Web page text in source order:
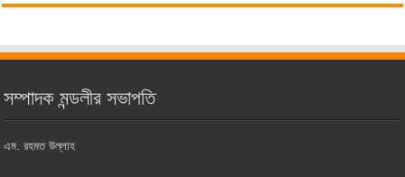
সম্পাদক মন্ডলীর সভাপতি
এম. রহমত উল্লাহ